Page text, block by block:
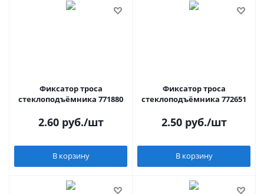
Фиксатор троса
стеклоподъёмника 771880
2.60руб./шт
В корзину
Фиксатор троса
стеклоподъёмника 772651
2.50руб./шт
В корзину